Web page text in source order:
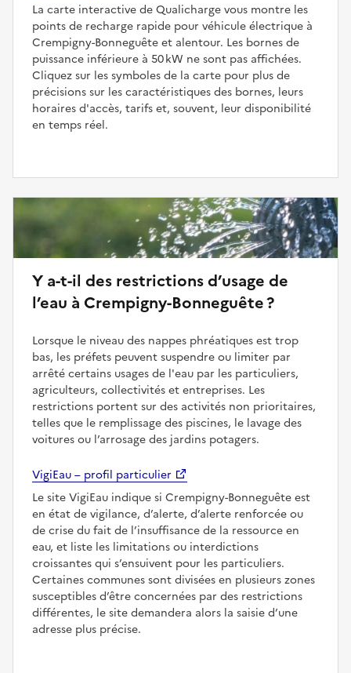
La carte interactive de Qualicharge vous montre les
points de recharge rapide pour véhicule électrique à
Crempigny-Bonneguête et alentour. Les bornes de
puissance inférieure à 50 kW ne sont pas affichées.
Cliquez sur les symboles de la carte pour plus de
précisions sur les caractéristiques des bornes, leurs
horaires d'accès, tarifs et, souvent, leur disponibilité
en temps réel.
Y a-t-il des restrictions d’usage de
l’eau à Crempigny-Bonneguête ?
Lorsque le niveau des nappes phréatiques est trop
bas, les préfets peuvent suspendre ou limiter par
arrêté certains usages de l'eau par les particuliers,
agriculteurs, collectivités et entreprises. Les
restrictions portent sur des activités non prioritaires,
telles que le remplissage des piscines, le lavage des
voitures ou l’arrosage des jardins potagers.
VigiEau – profil particulier
Le site VigiEau indique si Crempigny-Bonneguête est
en état de vigilance, d’alerte, d’alerte renforcée ou
de crise du fait de l’insuffisance de la ressource en
eau, et liste les limitations ou interdictions
croissantes qui s’ensuivent pour les particuliers.
Certaines communes sont divisées en plusieurs zones
susceptibles d’être concernées par des restrictions
différentes, le site demandera alors la saisie d’une
adresse plus précise.